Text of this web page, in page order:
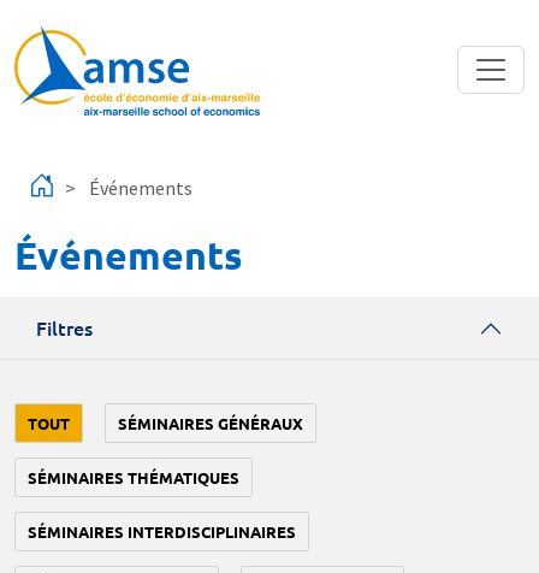
Événements
Événements
Filtres
TOUT SÉMINAIRES GÉNÉRAUX
SÉMINAIRES THÉMATIQUES
SÉMINAIRES INTERDISCIPLINAIRES